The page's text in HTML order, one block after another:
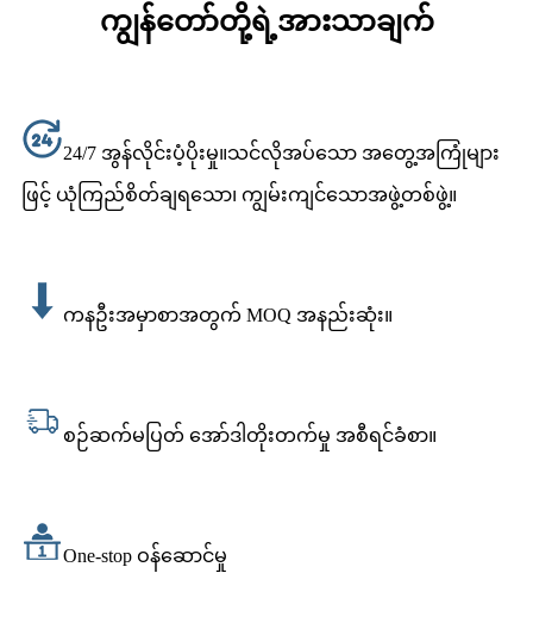
ကျွန်တော်တို့ရဲ့အားသာချက်
24/7 အွန်လိုင်းပံ့ပိုးမှု။သင်လိုအပ်သော အတွေ့အကြုံများ
ဖြင့် ယုံကြည်စိတ်ချရသော၊ ကျွမ်းကျင်သောအဖွဲ့တစ်ဖွဲ့။
ကနဦးအမှာစာအတွက် MOQ အနည်းဆုံး။
စဉ်ဆက်မပြတ် အော်ဒါတိုးတက်မှု အစီရင်ခံစာ။
One-stop ဝန်ဆောင်မှု